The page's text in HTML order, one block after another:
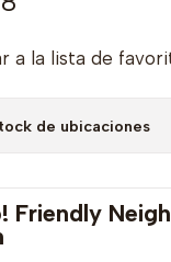
a la lista de
de ubicaciones
Friendly